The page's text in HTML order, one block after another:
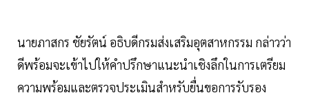
นายภาสกร ชัยรัตน์ อธิบดีกรมส่งเสริมอุตสาหกรรม กล่าวว่า
ดีพร้อมจะเข้าไปให้คำปรึกษาแนะนำเชิงลึกในการเตรียม
ความพร้อมและตรวจประเมินสำหรับยื่นขอการรับรอง